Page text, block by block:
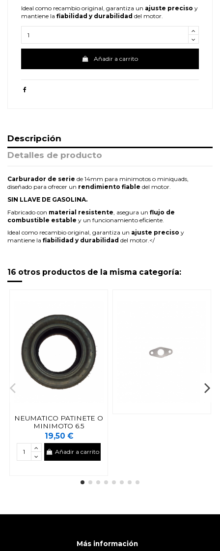
Ideal como recambio original, garantiza un ajuste preciso y
mantiene la fiabilidad y durabilidad del motor.
Añadir a carrito
Descripción
Detalles de producto
Carburador de serie de 14mm para minimotos o miniquads,
diseñado para ofrecer un rendimiento fiable del motor.
SIN LLAVE DE GASOLINA.
Fabricado con material resistente , asegura un flujo de
combustible estable y un funcionamiento eficiente.
Ideal como recambio original, garantiza un ajuste preciso y
mantiene la fiabilidad y durabilidad del motor.</
16 otros productos de la misma categoría:
NEUMATICO PATINETE O
MINIMOTO 6.5
19,50 €
Añadir a carrito
Más información